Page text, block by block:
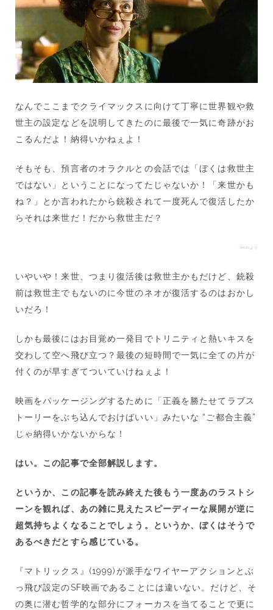
なんでここまでクライマックスに向けて丁寧に世界観や救
世主の設定などを説明してきたのに最後で一気に奇跡がお
こるんだよ！納得いかねぇよ！
そもそも、預言者のオラクルとの会話では「ぼくは救世主
ではない」ということになってたじゃないか！「来世かも
ね？」とか言われたから銃殺されて一度死んで復活したか
らそれは来世だ！だから救世主だ？
IMdbより
いやいや！来世、つまり復活後は救世主かもだけど、銃殺
前は救世主でもないのに今世のネオが復活するのはおかし
いだろ！
しかも最後にはお目覚め一発目でトリニティと熱いキスを
交わして空へ飛び立つ？最後の短時間で一気に全ての片が
付くのが早すぎてついていけねぇよ！
映画をパッケージングするために「正義を勝たせてラブス
トーリーをぶち込んでおけばいい」みたいな “ご都合主義”
じゃ納得いかないからな！
はい。この記事で全部解説します。
というか、この記事を読み終えた後もう一度あのラストシ
ーンを観れば、あの雑に見えたスピーディーな展開が逆に
超気持ちよくなることでしょう。というか、ぼくはそうで
あるべきだとすら感じている。
『マトリックス』(1999)が派手なワイヤーアクションとぶ
っ飛び設定のSF映画であることには違いない。だけど、そ
の奥に潜む哲学的な部分にフォーカスを当てることで更に